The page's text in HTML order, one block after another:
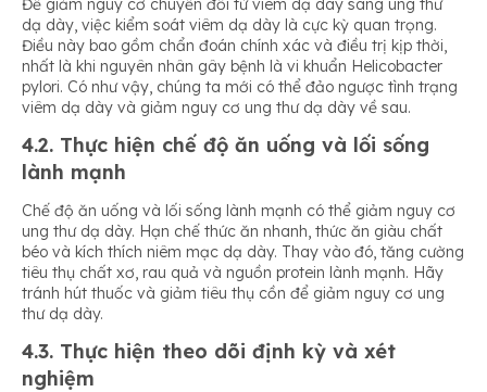
Để giảm nguy cơ chuyển đổi từ viêm dạ dày sang ung thư
dạ dày, việc kiểm soát viêm dạ dày là cực kỳ quan trọng.
Điều này bao gồm chẩn đoán chính xác và điều trị kịp thời,
nhất là khi nguyên nhân gây bệnh là vi khuẩn Helicobacter
pylori. Có như vậy, chúng ta mới có thể đảo ngược tình trạng
viêm dạ dày và giảm nguy cơ ung thư dạ dày về sau.
4.2. Thực hiện chế độ ăn uống và lối sống
lành mạnh
Chế độ ăn uống và lối sống lành mạnh có thể giảm nguy cơ
ung thư dạ dày. Hạn chế thức ăn nhanh, thức ăn giàu chất
béo và kích thích niêm mạc dạ dày. Thay vào đó, tăng cường
tiêu thụ chất xơ, rau quả và nguồn protein lành mạnh. Hãy
tránh hút thuốc và giảm tiêu thụ cồn để giảm nguy cơ ung
thư dạ dày.
4.3. Thực hiện theo dõi định kỳ và xét
nghiệm